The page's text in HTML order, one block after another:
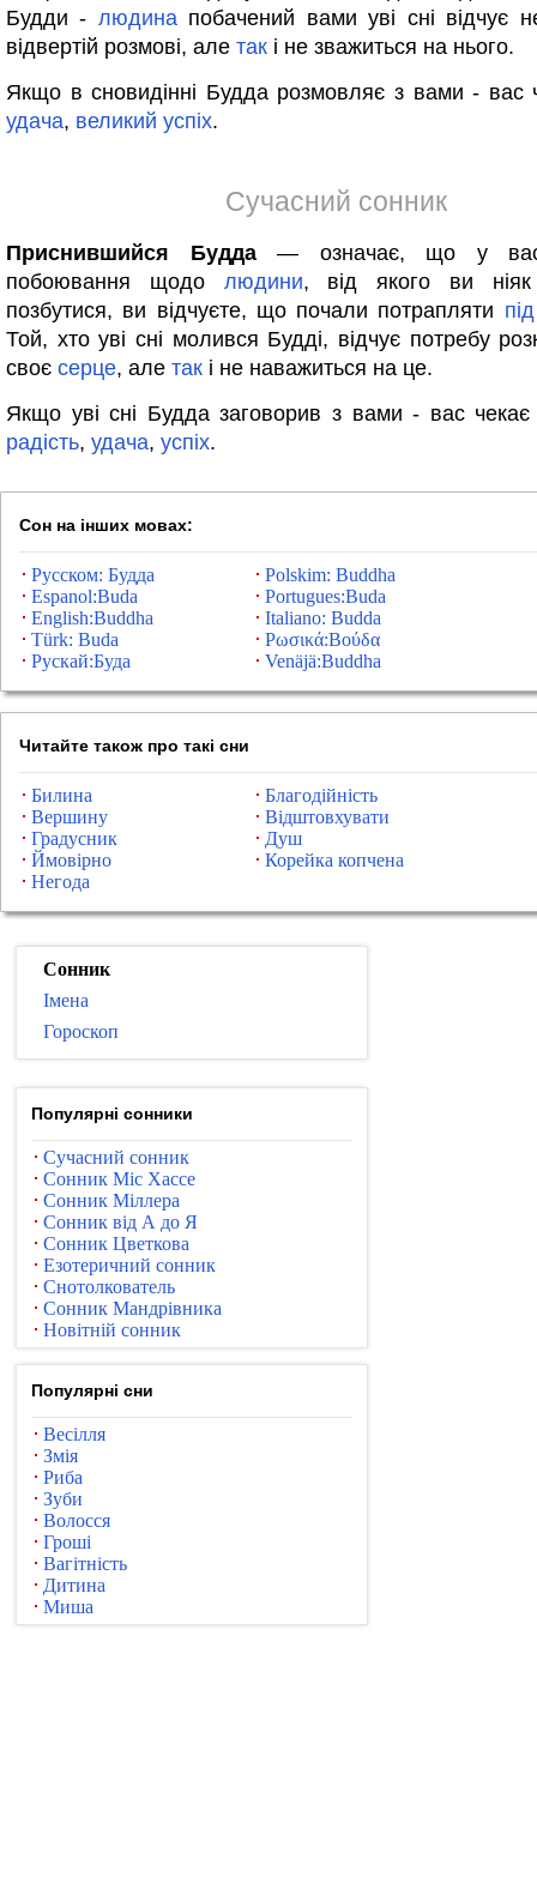
Будди - людинапобачений вами уві сні відчує
відвертій розмові, але так і не зважиться на нього.
Якщо в сновидінні Будда розмовляє з вами - вас
удача, великий успіх.
Сучасний сонник
Приснившийся Будда— означає, що у вас
побоювання щодо людини, від якого ви
позбутися, ви відчуєте, що почали потрапляти під
Той, хто уві сні молився Будді, відчує потребу
своє серце, але так і не наважиться на це.
Якщо уві сні Будда заговорив з вами - вас чекає
радість, удача, успіх.
Сон на інших мовах:
Русском: Будда
Polskim: Buddha
Espanol:Buda
Portugues:Buda
English:Buddha
Italiano: Budda
Türk: Buda
Ρωσικά:Βούδα
Рускай:Буда
Venäjä:Buddha
Читайте також про такі сни
Билина
Благодійність
Вершину
Відштовхувати
Градусник
Душ
Ймовірно
Корейка копчена
Негода
Сонник
Імена
Гороскоп
Популярні сонники
Сучасний сонник
Сонник Міс Хассе
Сонник Міллера
Сонник від А до Я
Сонник Цветкова
Езотеричний сонник
Снотолкователь
Сонник Мандрівника
Новітній сонник
Популярні сни
Весілля
Змія
Риба
Зуби
Волосся
Гроші
Вагітність
Дитина
Миша